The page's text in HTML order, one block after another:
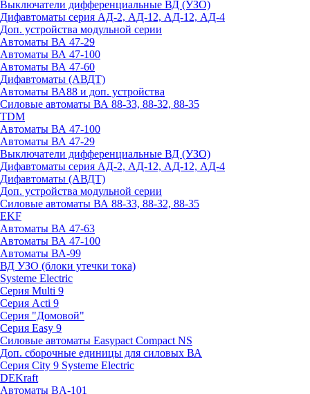
Выключатели дифференциальные ВД (УЗО)
Дифавтоматы серия АД-2, АД-12, АД-12, АД-4
Доп. устройства модульной серии
Автоматы ВА 47-29
Автоматы ВА 47-100
Автоматы ВА 47-60
Дифавтоматы (АВДТ)
Автоматы ВА88 и доп. устройства
Силовые автоматы ВА 88-33, 88-32, 88-35
TDM
Автоматы ВА 47-100
Автоматы ВА 47-29
Выключатели дифференциальные ВД (УЗО)
Дифавтоматы серия АД-2, АД-12, АД-12, АД-4
Дифавтоматы (АВДТ)
Доп. устройства модульной серии
Силовые автоматы ВА 88-33, 88-32, 88-35
EKF
Автоматы ВА 47-63
Автоматы ВА 47-100
Автоматы ВА-99
ВД УЗО (блоки утечки тока)
Systeme Electric
Серия Multi 9
Серия Acti 9
Серия "Домовой"
Серия Easy 9
Силовые автоматы Easypact Compact NS
Доп. сборочные единицы для силовых ВА
Серия City 9 Systeme Electric
DEKraft
Автоматы BA-101